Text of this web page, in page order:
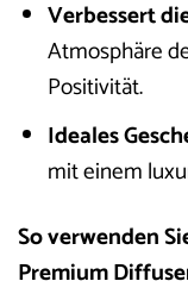
Verbessert
Atmosphäre
Positivität.
Ideales
mit einem
So verwenden
Premium